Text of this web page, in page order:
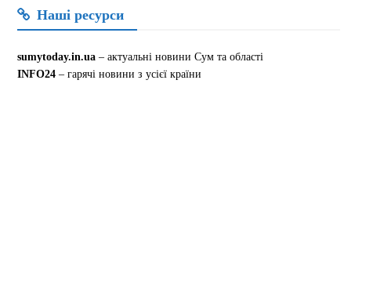
Наші ресурси
sumytoday.in.ua – актуальні новини Сум та області
INFO24 – гарячі новини з усієї країни